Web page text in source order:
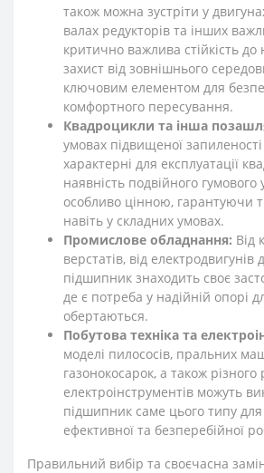
також можна зустріти у
валах редукторів та інших
критично важлива стійкість
захист від зовнішнього
ключовим елементом для
комфортного пересування.
Квадроцикли та інша
умовах підвищеної запиленості
характерні для експлуатації
наявність подвійного
особливо цінною, гарантуючи
навіть у складних умовах.
Промислове обладнання: Від
верстатів, від електродвигунів
підшипник знаходить своє
де є потреба у надійній опорі
обертаються.
Побутова техніка та
моделі пилососів, пральних
газонокосарок, а також різного
електроінструментів можуть
підшипник саме цього типу
ефективної та безперебійної
Правильний вибір та своєчасна